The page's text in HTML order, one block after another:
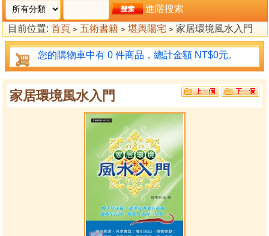
進階搜索
目前位置: 首頁 > 五術書籍 > 堪輿陽宅 > 家居環境風水入門
您的購物車中有 0 件商品，總計金額 NT$0元。
家居環境風水入門